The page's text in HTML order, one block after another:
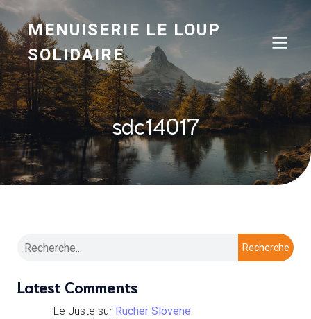
MENUISERIE LE LOUP
SOLIDAIRE
sdc14017
Recherche
Latest Comments
Le Juste sur Rucher Slovene